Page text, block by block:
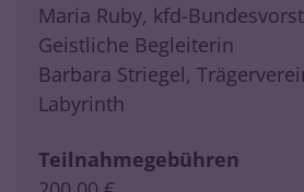
Maria Ruby, kfd-
Geistliche Begleiterin
Barbara Striegel,
Labyrinth
Teilnahmegebühren